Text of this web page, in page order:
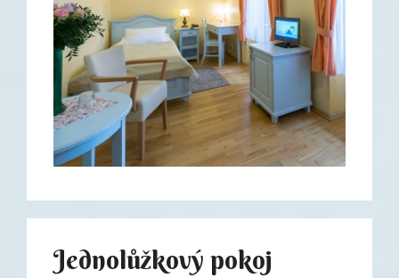
Jednolůžkový pokoj